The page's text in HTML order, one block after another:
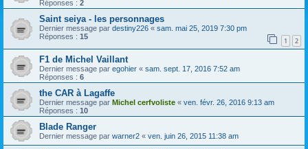
Réponses : 2
Saint seiya - les personnages
Dernier message par destiny226 « sam. mai 25, 2019 7:30 pm
Réponses : 15 1 2
F1 de Michel Vaillant
Dernier message par egohier « sam. sept. 17, 2016 7:52 am
Réponses : 6
the CAR à Lagaffe
Dernier message par Michel cerfvoliste « ven. févr. 26, 2016 9:13 am
Réponses : 10
Blade Ranger
Dernier message par warner2 « ven. juin 26, 2015 11:38 am